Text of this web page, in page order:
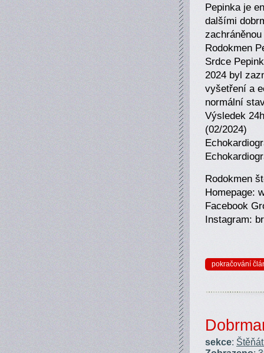
Pepinka je
dalšími
Rodokmen
Srdce
2024 byl
vyšetření a
normální
Výsledek
(02/2024)
Rodokmen
Homepage:
Facebook
Instagram:
pokračování
sekce: